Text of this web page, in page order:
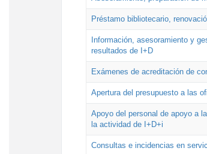
Préstamo bibliotecario,
Información, asesoramiento y
resultados de I+D
Exámenes de acreditación de
Apertura del presupuesto a las
Apoyo del personal de apoyo a
la actividad de I+D+i
Consultas e incidencias en